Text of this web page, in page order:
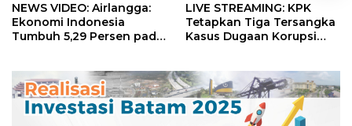
NEWS VIDEO: Airlangga:
Ekonomi Indonesia
Tumbuh 5,29 Persen pada
LIVE STREAMING: KPK
Tetapkan Tiga Tersangka
Kasus Dugaan Korupsi